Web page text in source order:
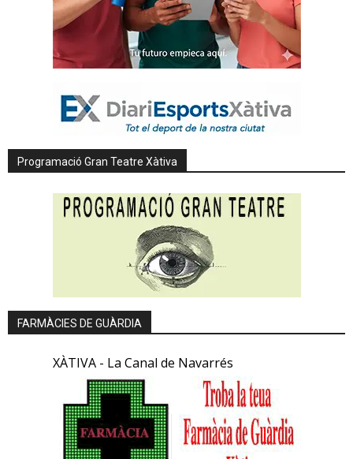
Programació Gran Teatre Xàtiva
FARMÀCIES DE GUÀRDIA
XÀTIVA - La Canal de Navarrés